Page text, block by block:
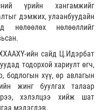
үрийн хангамжийг
дэмжих, улаанбуудайн
нөлөөлөх нөлөөллийг
ийн сайд Ц.Идэрбат
тодорхой хариулт өгч,
бодлогын хүү, өр авлагын
жинг буулгах талаар
хэлэлцээ хийж шат
мэдэгдэв.